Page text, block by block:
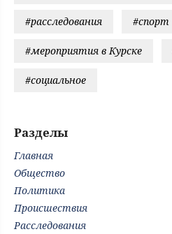
#расследования #спорт
#мероприятия в Курске
#социальное
Разделы
Главная
Общество
Политика
Происшествия
Расследования